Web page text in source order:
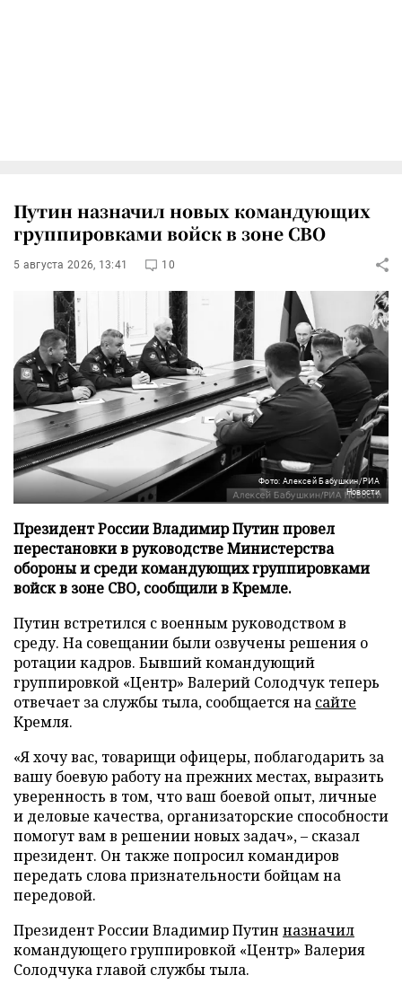
Путин назначил новых командующих
группировками войск в зоне СВО
5 августа 2026, 13:41 10
Фото: Алексей Бабушкин/РИА
Новости
Президент России Владимир Путин провел
перестановки в руководстве Министерства
обороны и среди командующих группировками
войск в зоне СВО, сообщили в Кремле.
Путин встретился с военным руководством в
среду. На совещании были озвучены решения о
ротации кадров. Бывший командующий
группировкой «Центр» Валерий Солодчук теперь
отвечает за службы тыла, сообщается на сайте
Кремля.
«Я хочу вас, товарищи офицеры, поблагодарить за
вашу боевую работу на прежних местах, выразить
уверенность в том, что ваш боевой опыт, личные
и деловые качества, организаторские способности
помогут вам в решении новых задач», – сказал
президент. Он также попросил командиров
передать слова признательности бойцам на
передовой.
Президент России Владимир Путин назначил
командующего группировкой «Центр» Валерия
Солодчука главой службы тыла.